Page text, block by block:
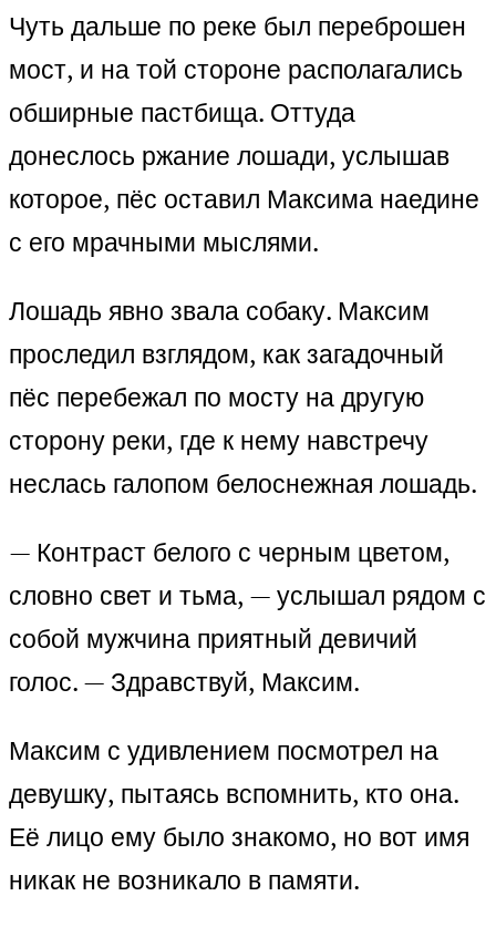
Чуть дальше по реке был переброшен
мост, и на той стороне располагались
обширные пастбища. Оттуда
донеслось ржание лошади, услышав
которое, пёс оставил Максима наедине
с его мрачными мыслями.
Лошадь явно звала собаку. Максим
проследил взглядом, как загадочный
пёс перебежал по мосту на другую
сторону реки, где к нему навстречу
неслась галопом белоснежная лошадь.
— Контраст белого с черным цветом,
словно свет и тьма, — услышал рядом с
собой мужчина приятный девичий
голос. — Здравствуй, Максим.
Максим с удивлением посмотрел на
девушку, пытаясь вспомнить, кто она.
Её лицо ему было знакомо, но вот имя
никак не возникало в памяти.